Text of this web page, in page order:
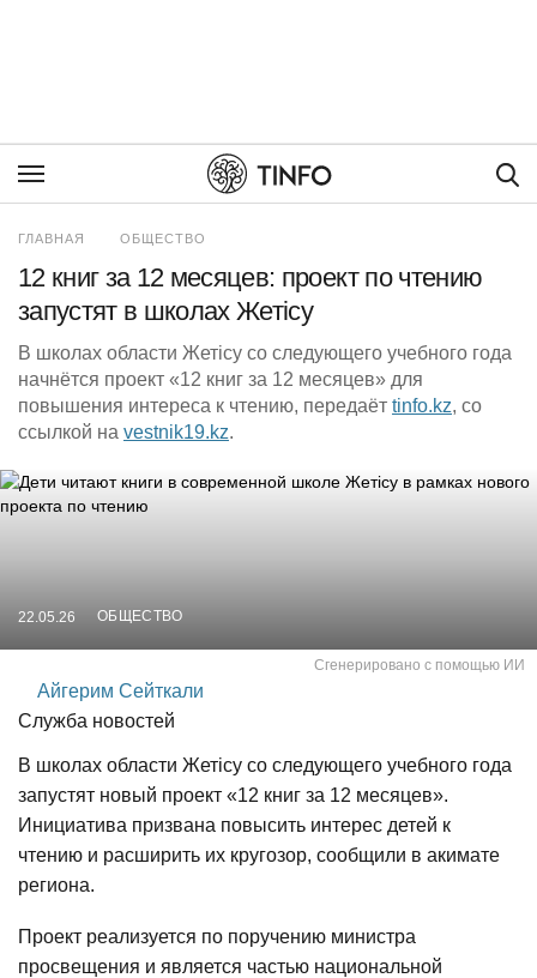
ГЛАВНАЯ ОБЩЕСТВО
12 книг за 12 месяцев: проект по чтению
запустят в школах Жетісу
В школах области Жетісу со следующего учебного года
начнётся проект «12 книг за 12 месяцев» для
повышения интереса к чтению, передаёт tinfo.kz, со
ссылкой на vestnik19.kz.
22.05.26 ОБЩЕСТВО
Сгенерировано с помощью ИИ
Айгерим Сейткали
Служба новостей
В школах области Жетісу со следующего учебного года
запустят новый проект «12 книг за 12 месяцев».
Инициатива призвана повысить интерес детей к
чтению и расширить их кругозор, сообщили в акимате
региона.
Проект реализуется по поручению министра
просвещения и является частью национальной